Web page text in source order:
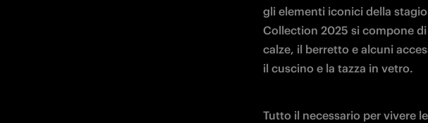
gli elementi iconici della
Collection 2025 si compone
calze, il berretto e alcuni
il cuscino e la tazza in vetro.
Tutto il necessario per vivere